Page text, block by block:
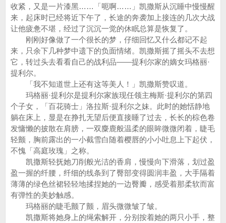
收紧，又是一片漆黑……「呃啊……」凯撒斯从沉睡中慢慢醒
来，起床时已经将近下午了，长途的奔袭加上接连的几次大战
让他疲惫不堪，经过了沉沉一觉的休眠总算是恢复了。
刚刚好像做了一个很长的梦，仔细回忆又什么都记不起
来，只余下几种梦中遗下的负面情绪。凯撒斯摇了摇头不去想
它，转过头去看看自己的战利品——提利尔家的嫡女玛格丽·
提利尔。
「我不知道世上还有这等美人！」凯撒斯赞叹道。
玛格丽·提利尔是提利尔家族现任领主梅斯·提利尔的第四
个子女，「百花骑士」洛拉斯·提利尔之妹。此时的她恬静地
躺在床上，显是在挣扎无望后便直接睡了过去，长长的棕色卷
发慵懒的披散在肩膀，一双麋鹿般温柔的眼眸微微闭着，睫毛
轻颤，胸前露出的一小截雪白随着樱唇的小小吐息上下起伏，
不愧「高庭玫瑰」之称。
凯撒斯轻抚她刀削般光洁的香肩，慢慢向下滑落，划过盈
盈一握的纤腰，纤细的线条到了臀部变得圆润丰盈，大手隔着
薄薄的绿色丝裙轻轻地揉捏她的一边臀瓣，感受着那柔软而富
有弹性的美妙触感。
玛格丽的睫毛颤了颤，眉头微微皱了皱。
凯撒斯将她身上的绳索解开，分别按着她的两只小手，整